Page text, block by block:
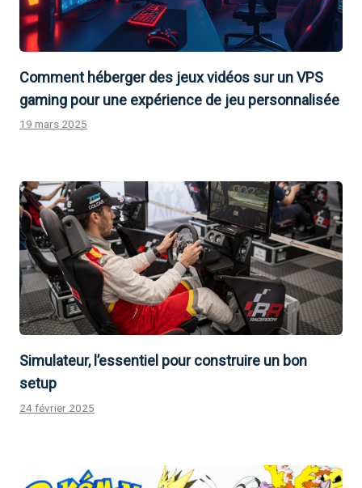
Comment héberger des jeux vidéos sur un VPS
gaming pour une expérience de jeu personnalisée
19 mars 2025
Simulateur, l’essentiel pour construire un bon
setup
24 février 2025